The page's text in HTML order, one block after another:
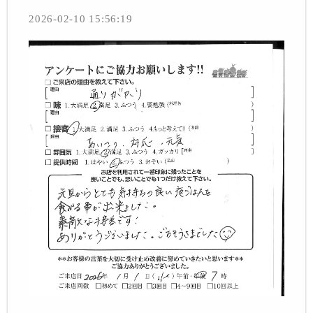
2026-02-10 15:56:19